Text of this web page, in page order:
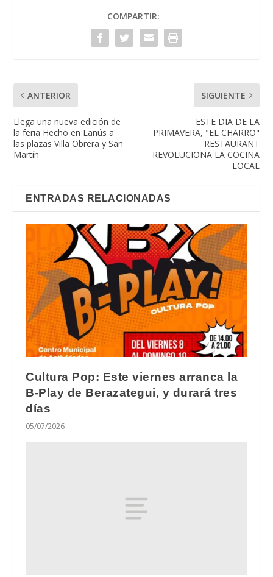
COMPARTIR:
ANTERIOR
Llega una nueva edición de
la feria Hecho en Lanús a
las plazas Villa Obrera y San
Martín
SIGUIENTE
ESTE DIA DE LA
PRIMAVERA, "EL CHARRO"
RESTAURANT
REVOLUCIONA LA COCINA
LOCAL
ENTRADAS RELACIONADAS
Cultura Pop: Este viernes arranca la
B-Play de Berazategui, y durará tres
días
05/07/2026